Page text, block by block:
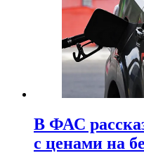
В ФАС
с ценами на